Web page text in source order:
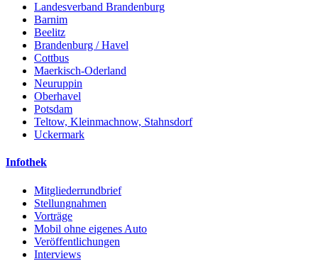
Landesverband Brandenburg
Barnim
Beelitz
Brandenburg / Havel
Cottbus
Maerkisch-Oderland
Neuruppin
Oberhavel
Potsdam
Teltow, Kleinmachnow, Stahnsdorf
Uckermark
Infothek
Mitgliederrundbrief
Stellungnahmen
Vorträge
Mobil ohne eigenes Auto
Veröffentlichungen
Interviews